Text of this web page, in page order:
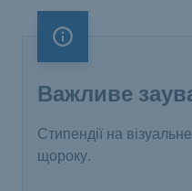
Важливе
Важливе
Стипендії на
щороку.